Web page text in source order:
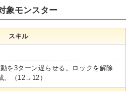
象モンスター
スキル
を3ターン遅らせる。ロックを解除
。（12→12）